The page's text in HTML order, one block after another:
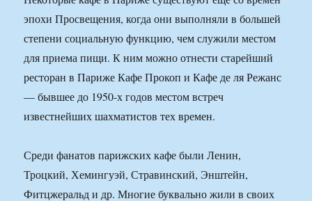
эпохи Просвещения, когда они выполняли в большей
степени социальную функцию, чем служили местом
для приема пищи. К ним можно отнести старейший
ресторан в Париже Кафе Прокоп и Кафе де ля Режанс
— бывшее до 1950-х годов местом встреч
известнейших шахматистов тех времен.
Среди фанатов парижских кафе были Ленин,
Троцкий, Хемингуэй, Стравинский, Энштейн,
Фитцжеральд и др. Многие буквально жили в своих